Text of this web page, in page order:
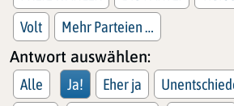
Volt
Mehr Parteien …
Antwort auswählen:
Alle Ja! Eher ja